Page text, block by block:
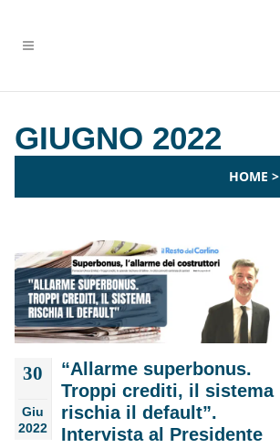
GIUGNO 2022
HOME >
30
Giu
2022
“Allarme superbonus.
Troppi crediti, il sistema
rischia il default”.
Intervista al Presidente